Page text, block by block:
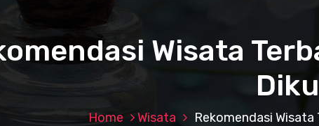
Wisata
Home Wisata Rekomendasi